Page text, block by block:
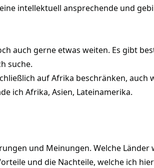
intellektuell ansprechende und
auch gerne etwas weiten. Es gibt
suche.
auf Afrika beschränken,
ich Afrika, Asien, Lateinamerika.
und Meinungen. Welche
und die Nachteile, welche ich